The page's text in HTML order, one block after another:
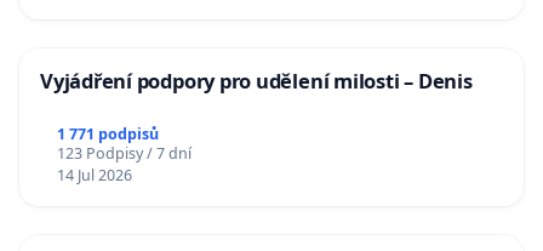
Vyjádření podpory pro udělení milosti – Denis
1 771 podpisů
123 Podpisy / 7 dní
14 Jul 2026